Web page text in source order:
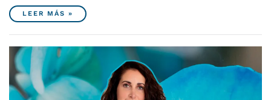
LEER MÁS »